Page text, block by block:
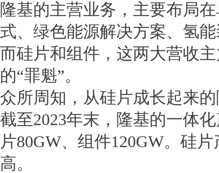
隆基的主营业务，主要布局
式、绿色能源解决方案、氢
而硅片和组件，这两大营收
的“罪魁”。
众所周知，从硅片成长起来
截至2023年末，隆基的一体
片80GW、组件120GW。硅
高。